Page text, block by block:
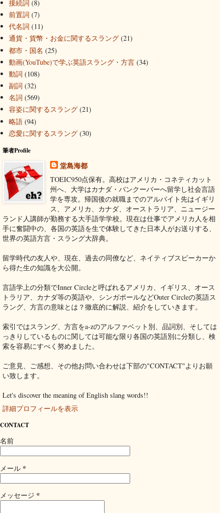
接続詞 (8)
前置詞 (7)
代名詞 (11)
通貨・貨幣・お金に関するスラング (21)
都市・国名 (25)
動画(YouTube)で学ぶ英語スラング・方言 (34)
動詞 (108)
副詞 (32)
名詞 (569)
容姿に関するスラング (21)
略語 (94)
恋愛に関するスラング (30)
筆者Profile
堂島海都
TOEIC950点保有。高校はアメリカ・コネティカット
州へ、大学はカナダ・バンクーバーへ留学し社会言語
学を専攻。帰国後の就職までのアルバイト先はイギリ
ス、アメリカ、カナダ、オーストラリア、ニュージー
ランド人講師が勤務する大手語学学校。現在は仕事でアメリカ人を相
手に奮闘中の、各国の英語を生で体験してきた日本人がお送りする、
世界の英語方言・スラング大辞典。
留学時代の友人や、現在、過去の同僚など、ネイティブスピーカーか
ら得た生の知識を大公開。
言語学上の分類でInner Circleと呼ばれるアメリカ、イギリス、オース
トラリア、カナダ等の英語や、シンガポールなどOuter Circleの英語ス
ラング、方言の意味とは？徹底的に解説、紹介をしていきます。
索引ではスラング、方言をa-zのアルファベット別、品詞別、そしては
っきりしているものに関しては可能な限り各国の英語別に分類し、検
索を容易にすべく努めました。
ご意見、ご感想、その他お問い合わせは下部の"CONTACT"よりお願
い致します。
Let's discover the meaning of English slang words!!
詳細プロフィールを表示
CONTACT
名前
メール *
メッセージ *